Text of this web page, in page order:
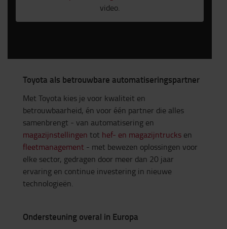
video.
Toyota als betrouwbare automatiseringspartner
Met Toyota kies je voor kwaliteit en
betrouwbaarheid, én voor één partner die alles
samenbrengt - van automatisering en
magazijnstellingen tot hef- en magazijntrucks en
fleetmanagement - met bewezen oplossingen voor
elke sector, gedragen door meer dan 20 jaar
ervaring en continue investering in nieuwe
technologieën.
Ondersteuning overal in Europa